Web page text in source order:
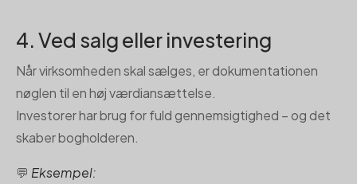
4. Ved salg eller investering
Når virksomheden skal sælges, er dokumentationen
nøglen til en høj værdiansættelse.
Investorer har brug for fuld gennemsigtighed – og det
skaber bogholderen.
💬 Eksempel: